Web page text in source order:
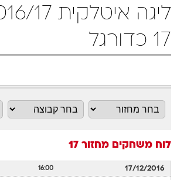
17 כדורגל
לוח משחקים מחזור 17
17/12/2016
16:00